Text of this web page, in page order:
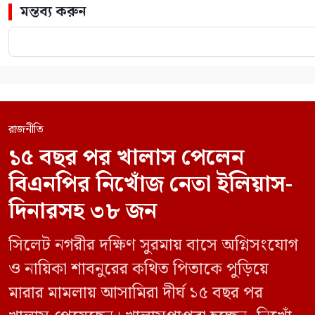
মন্তব্য করুন
রাজনীতি
১৫ বছর পর খালাস পেলেন
বিএনপির নিখোঁজ নেতা ইলিয়াস-
দিনারসহ ৩৮ জন
সিলেট নগরীর দক্ষিণ সুরমায় বাসে অগ্নিসংযোগ
ও নায়িকা শাবনুরের কথিত পিতাকে পুড়িয়ে
মারার মামলায় আসামিরা দীর্ঘ ১৫ বছর পর